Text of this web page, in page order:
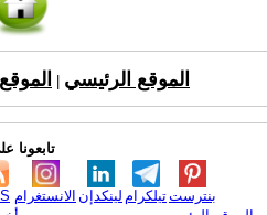
الموقع الرئيسي
تابعونا
الانستغرام لينكدإن تيلكرامبنترست